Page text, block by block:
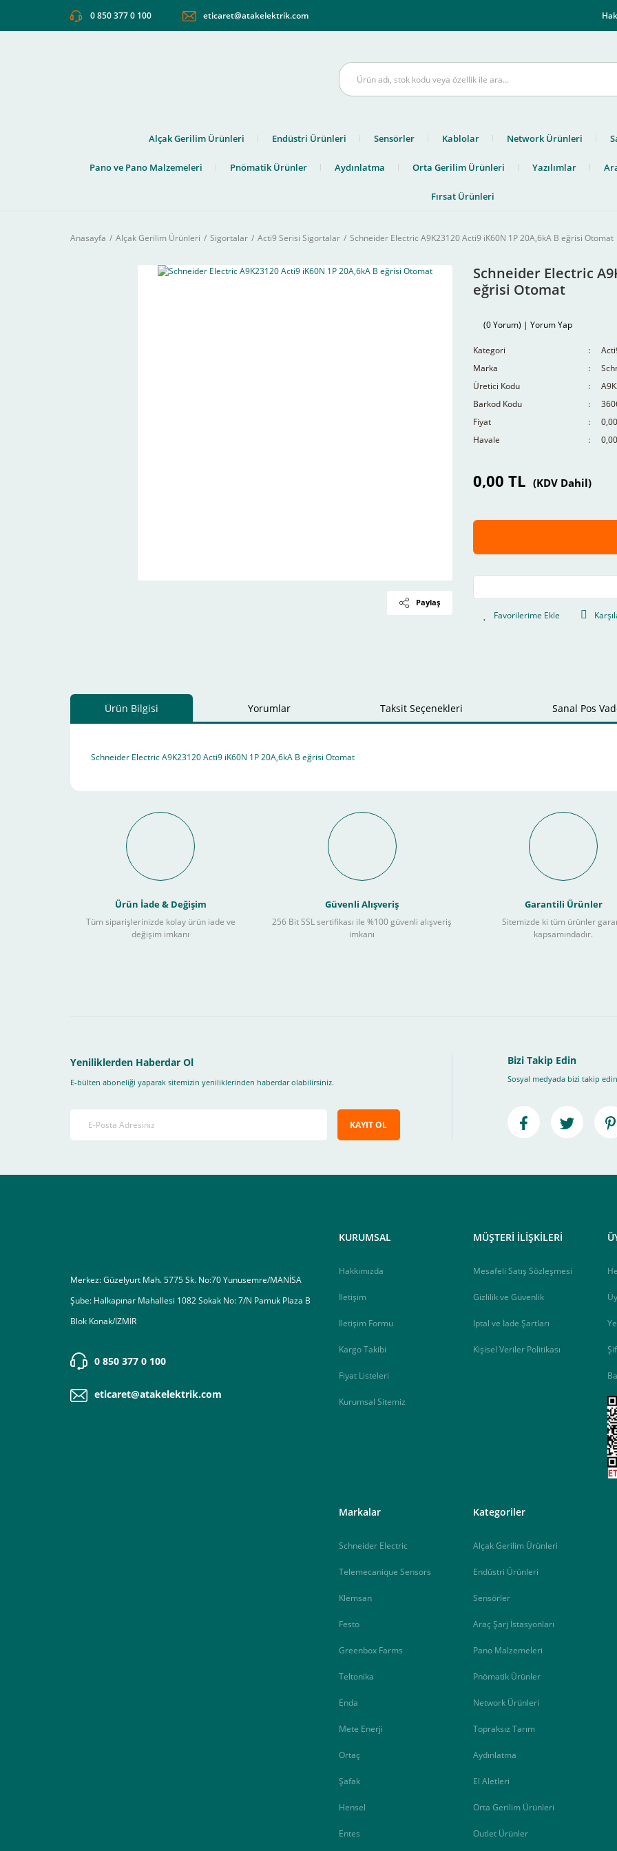
0 850 377 0 100 eticaret@atakelektrik.com
Alçak Gerilim Ürünleri Endüstri Ürünleri Sensörler Kablolar Network Ürünleri
Pano ve Pano Malzemeleri Pnömatik Ürünler Aydınlatma Orta Gerilim Ürünleri Yazılımlar
Fırsat Ürünleri
Anasayfa Alçak Gerilim Ürünleri Sigortalar Acti9 Serisi Sigortalar Schneider Electric A9K23120 Acti9 iK60N 1P 20A,6kA B eğrisi Otomat
Paylaş
Schneider Electric
eğrisi Otomat
(0 Yorum) | Yorum Yap
Kategori
Marka
Üretici Kodu
Barkod Kodu
Fiyat
Havale
0,00 TL (KDV Dahil)
Ürün Bilgisi Yorumlar Taksit Seçenekleri Sanal Pos
Schneider Electric A9K23120 Acti9 iK60N 1P 20A,6kA B eğrisi Otomat
Schneider Electric Sanal POS ile Vade Farksız Taksit
Kullanılır ?
Sitemizden yapacağınız tüm alışverişlerde aşağıdaki adımları takip ederek peşin fiyatına 3 Taksit seçenekleri bankaya göre
4-Son olarak siparişi vermiş olduğunuz e-posta adresinize ileteceğimiz link üzerinden tıklayarak 3D Secure güvenli ödeme ile ödemenizi
Ürün İade & Değişim
Tüm siparişlerinizde kolay ürün iade ve
değişim imkanı
Güvenli Alışveriş
256 Bit SSL sertifikası ile %100 güvenli alışveriş
imkanı
Garantili Ürünler
Sitemizde ki tüm ürünler
kapsamındadır.
Yeniliklerden Haberdar Ol
E-bülten aboneliği yaparak sitemizin yeniliklerinden haberdar olabilirsiniz.
KAYIT OL
Bizi Takip Edin
Sosyal medyada bizi takip
Merkez: Güzelyurt Mah. 5775 Sk. No:70 Yunusemre/MANİSA
Şube: Halkapınar Mahallesi 1082 Sokak No: 7/N Pamuk Plaza B
Blok Konak/İZMİR
0 850 377 0 100
eticaret@atakelektrik.com
KURUMSAL
Hakkımızda
İletişim
İletişim Formu
Kargo Takibi
Fiyat Listeleri
Kurumsal Sitemiz
MÜŞTERİ İLİŞKİLERİ
Mesafeli Satış Sözleşmesi
Gizlilik ve Güvenlik
İptal ve İade Şartları
Kişisel Veriler Politikası
Markalar
Schneider Electric
Telemecanique Sensors
Klemsan
Festo
Greenbox Farms
Teltonika
Enda
Mete Enerji
Ortaç
Şafak
Hensel
Entes
Kategoriler
Alçak Gerilim Ürünleri
Endüstri Ürünleri
Sensörler
Araç Şarj İstasyonları
Pano Malzemeleri
Pnömatik Ürünler
Network Ürünleri
Topraksız Tarım
Aydınlatma
El Aletleri
Orta Gerilim Ürünleri
Outlet Ürünler